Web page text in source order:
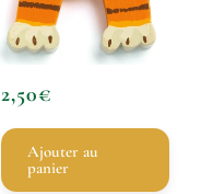
2,50€
Ajouter au
panier